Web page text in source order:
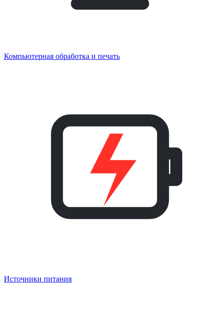
Компьютерная обработка и печать
Источники питания